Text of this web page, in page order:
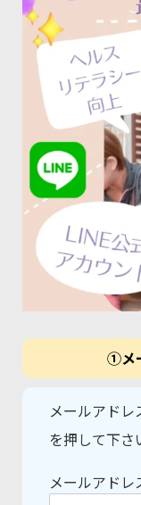
①メ
メールアド
を押して下さ
メールアドレ